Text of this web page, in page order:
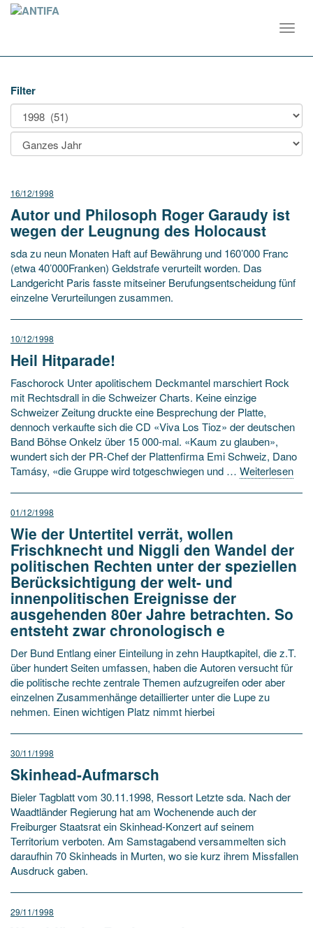
Filter
16/12/1998
Autor und Philosoph Roger Garaudy ist
wegen der Leugnung des Holocaust
sda zu neun Monaten Haft auf Bewährung und 160’000 Franc
(etwa 40’000Franken) Geldstrafe verurteilt worden. Das
Landgericht Paris fasste mitseiner Berufungsentscheidung fünf
einzelne Verurteilungen zusammen.
10/12/1998
Heil Hitparade!
Faschorock Unter apolitischem Deckmantel marschiert Rock
mit Rechtsdrall in die Schweizer Charts. Keine einzige
Schweizer Zeitung druckte eine Besprechung der Platte,
dennoch verkaufte sich die CD «Viva Los Tioz» der deutschen
Band Böhse Onkelz über 15 000-mal. «Kaum zu glauben»,
wundert sich der PR-Chef der Plattenfirma Emi Schweiz, Dano
Tamásy, «die Gruppe wird totgeschwiegen und … Weiterlesen
01/12/1998
Wie der Untertitel verrät, wollen
Frischknecht und Niggli den Wandel der
politischen Rechten unter der speziellen
Berücksichtigung der welt- und
innenpolitischen Ereignisse der
ausgehenden 80er Jahre betrachten. So
entsteht zwar chronologisch e
Der Bund Entlang einer Einteilung in zehn Hauptkapitel, die z.T.
über hundert Seiten umfassen, haben die Autoren versucht für
die politische rechte zentrale Themen aufzugreifen oder aber
einzelnen Zusammenhänge detaillierter unter die Lupe zu
nehmen. Einen wichtigen Platz nimmt hierbei
30/11/1998
Skinhead-Aufmarsch
Bieler Tagblatt vom 30.11.1998, Ressort Letzte sda. Nach der
Waadtländer Regierung hat am Wochenende auch der
Freiburger Staatsrat ein Skinhead-Konzert auf seinem
Territorium verboten. Am Samstagabend versammelten sich
daraufhin 70 Skinheads in Murten, wo sie kurz ihrem Missfallen
Ausdruck gaben.
29/11/1998